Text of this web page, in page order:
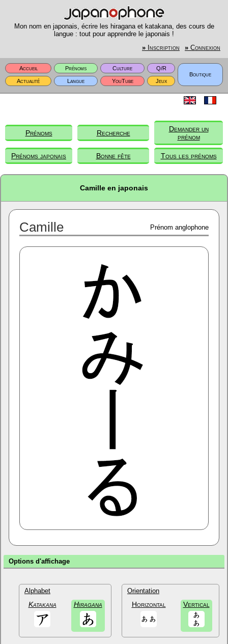
Mon nom en japonais, écrire les hiragana et katakana, des cours de
langue : tout pour apprendre le japonais !
» Inscription » Connexion
Accueil Prénoms Culture
Q/R
Boutique
Actualité
Langue YouTube Jeux
Prénoms Recherche
Demander un
prénom
Prénoms japonais Bonne fête Tous les prénoms
Camille en japonais
Camille Prénom anglophone
Options d'affichage
Alphabet
Katakana Hiragana
Orientation
Horizontal Vertical